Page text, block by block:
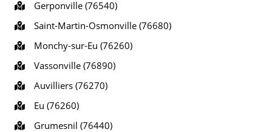
Gerponville (76540)
Saint-Martin-Osmonville (76680)
Monchy-sur-Eu (76260)
Vassonville (76890)
Auvilliers (76270)
Eu (76260)
Grumesnil (76440)